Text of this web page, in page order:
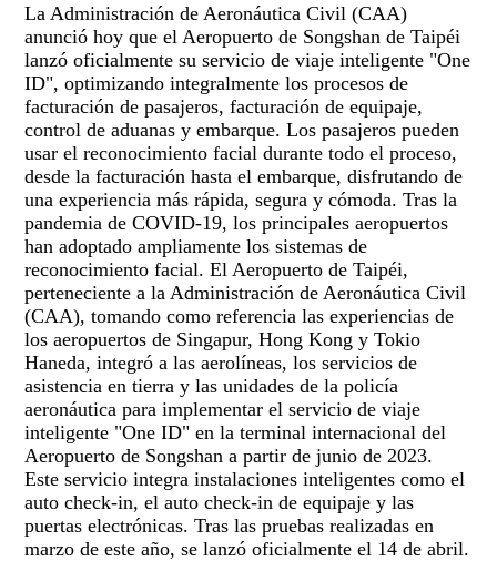
La Administración de Aeronáutica Civil (CAA)
anunció hoy que el Aeropuerto de Songshan de Taipéi
lanzó oficialmente su servicio de viaje inteligente "One
ID", optimizando integralmente los procesos de
facturación de pasajeros, facturación de equipaje,
control de aduanas y embarque. Los pasajeros pueden
usar el reconocimiento facial durante todo el proceso,
desde la facturación hasta el embarque, disfrutando de
una experiencia más rápida, segura y cómoda. Tras la
pandemia de COVID-19, los principales aeropuertos
han adoptado ampliamente los sistemas de
reconocimiento facial. El Aeropuerto de Taipéi,
perteneciente a la Administración de Aeronáutica Civil
(CAA), tomando como referencia las experiencias de
los aeropuertos de Singapur, Hong Kong y Tokio
Haneda, integró a las aerolíneas, los servicios de
asistencia en tierra y las unidades de la policía
aeronáutica para implementar el servicio de viaje
inteligente "One ID" en la terminal internacional del
Aeropuerto de Songshan a partir de junio de 2023.
Este servicio integra instalaciones inteligentes como el
auto check-in, el auto check-in de equipaje y las
puertas electrónicas. Tras las pruebas realizadas en
marzo de este año, se lanzó oficialmente el 14 de abril.